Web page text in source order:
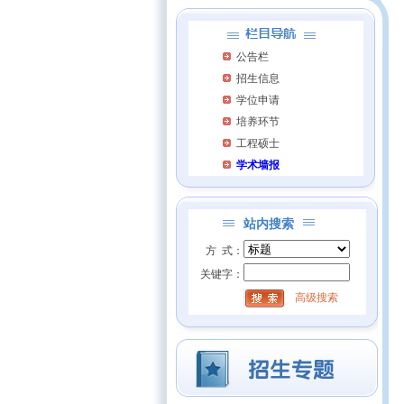
公告栏
招生信息
学位申请
培养环节
工程硕士
学术墙报
站内搜索
方 式：
关键字：
高级搜索